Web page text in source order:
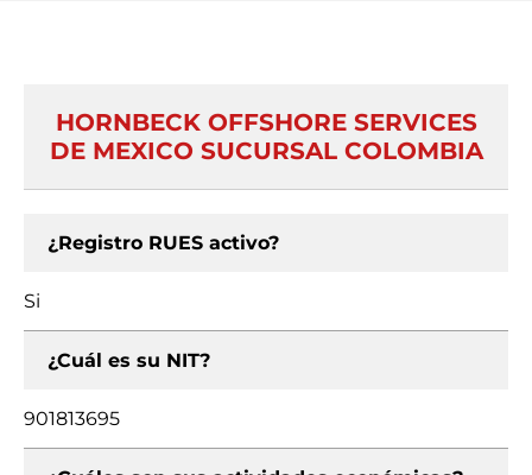
HORNBECK OFFSHORE SERVICES
DE MEXICO SUCURSAL COLOMBIA
¿Registro RUES activo?
Si
¿Cuál es su NIT?
901813695